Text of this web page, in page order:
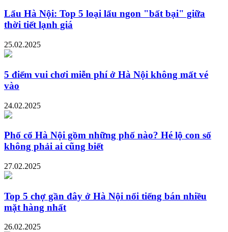
Lẩu Hà Nội: Top 5 loại lẩu ngon "bất bại" giữa
thời tiết lạnh giá
25.02.2025
5 điểm vui chơi miễn phí ở Hà Nội không mất vé
vào
24.02.2025
Phố cổ Hà Nội gồm những phố nào? Hé lộ con số
không phải ai cũng biết
27.02.2025
Top 5 chợ gần đây ở Hà Nội nổi tiếng bán nhiều
mặt hàng nhất
26.02.2025